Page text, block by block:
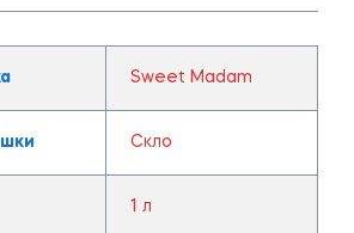
Sweet Madam
Скло
1 л